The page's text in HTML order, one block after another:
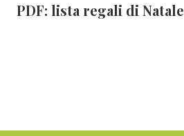
PDF: lista regali di Natale